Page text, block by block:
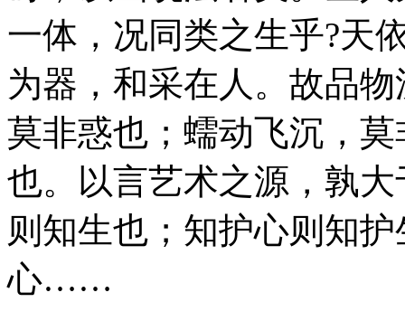
一体，况同类之生乎?天
为器，和采在人。故品
莫非惑也；蠕动飞沉，
也。以言艺术之源，孰
则知生也；知护心则知
心……